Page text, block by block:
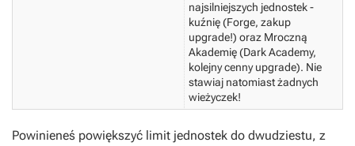
najsilniejszych jednostek -
kuźnię (Forge, zakup
upgrade!) oraz Mroczną
Akademię (Dark Academy,
kolejny cenny upgrade). Nie
stawiaj natomiast żadnych
wieżyczek!
Powinieneś powiększyć limit jednostek do dwudziestu, z